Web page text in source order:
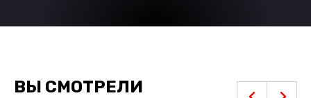
ВЫ СМОТРЕЛИ